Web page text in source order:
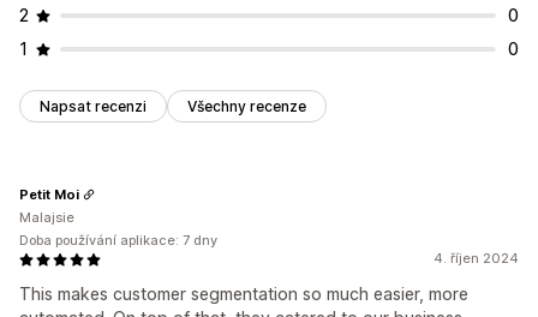
2
0
1
0
Napsat recenzi Všechny recenze
4. říjen 2024
This makes customer segmentation so much easier, more
Petit Moi
Malajsie
Doba používání aplikace: 7 dny